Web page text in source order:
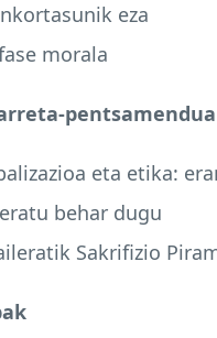
eza
morala
pentsamendua
eta etika:
behar dugu
Sakrifizio